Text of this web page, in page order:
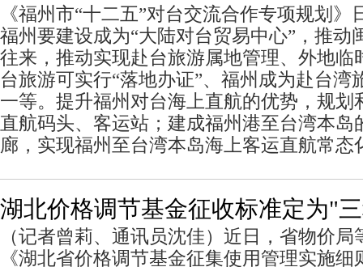
《福州市“十二五”对台交流合作专项规划
福州要建设成为“大陆对台贸易中心”，推动
往来，推动实现赴台旅游属地管理、外地临
台旅游可实行“落地办证”、福州成为赴台湾
一等。提升福州对台海上直航的优势，规划
直航码头、客运站；建成福州港至台湾本岛
廊，实现福州至台湾本岛海上客运直航常态
湖北价格调节基金征收标准定为"
（记者曾莉、通讯员沈佳）近日，省物价
《湖北省价格调节基金征集使用管理实施